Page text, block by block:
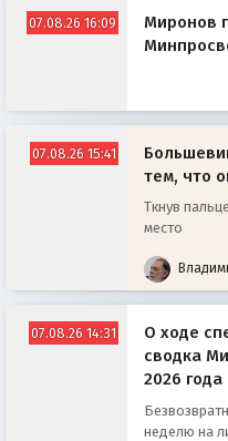
07.08.26 16:09
Миронов
07.08.26 15:41
тем, что
Ткнув
место
07.08.26 14:31
О ходе
сводка
2026 года
неделю на